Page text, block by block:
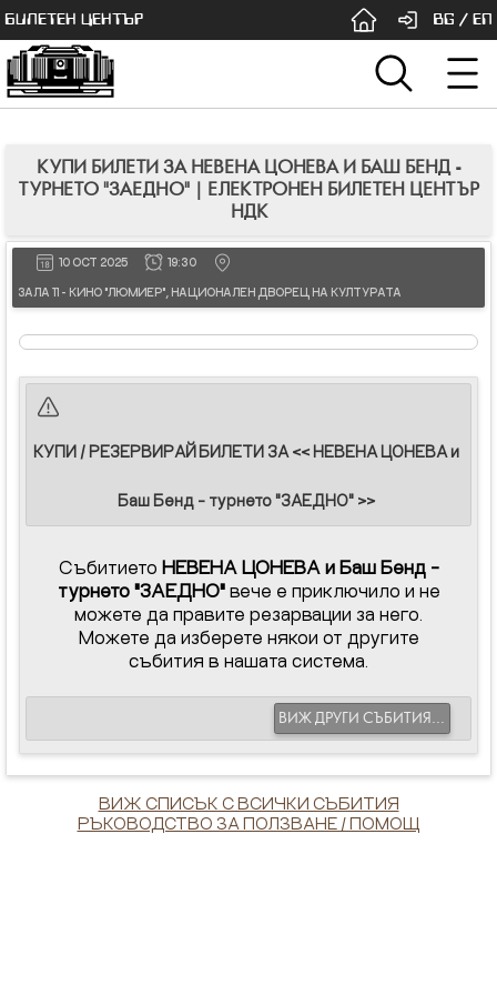
БИЛЕТЕН ЦЕНТЪР BG / EN
КУПИ БИЛЕТИ ЗА НЕВЕНА ЦОНЕВА И БАШ БЕНД -
ТУРНЕТО "ЗАЕДНО" | ЕЛЕКТРОНЕН БИЛЕТЕН ЦЕНТЪР
НДК
10 OCT 2025 19:30
ЗАЛА 11 - КИНО "ЛЮМИЕР", НАЦИОНАЛЕН ДВОРЕЦ НА КУЛТУРАТА
КУПИ / РЕЗЕРВИРАЙ БИЛЕТИ ЗА << НЕВЕНА ЦОНЕВА и
Баш Бенд - турнето "ЗАЕДНО" >>
Събитието НЕВЕНА ЦОНЕВА и Баш Бенд -
турнето "ЗАЕДНО"вече е приключило и не
можете да правите резарвации за него.
Можете да изберете някои от другите
събития в нашата система.
ВИЖ ДРУГИ СЪБИТИЯ...
ВИЖ СПИСЪК С ВСИЧКИ СЪБИТИЯ
РЪКОВОДСТВО ЗА ПОЛЗВАНЕ / ПОМОЩ